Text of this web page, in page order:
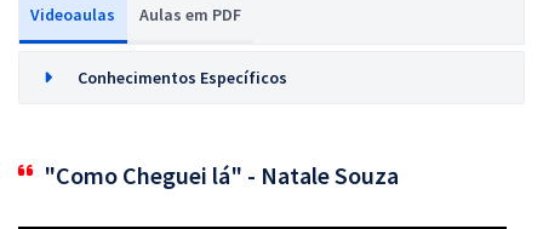
Videoaulas Aulas em PDF
Conhecimentos Específicos
"Como Cheguei lá" - Natale Souza